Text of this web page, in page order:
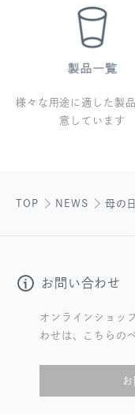
様々な用途に適した製
意しています
TOP NEWS 母の
お問い合わせ
オンラインショッ
わせは、こちらの